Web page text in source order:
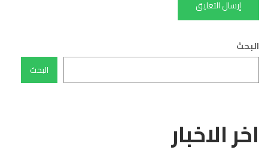
البحث
البحث
اخر الاخبار